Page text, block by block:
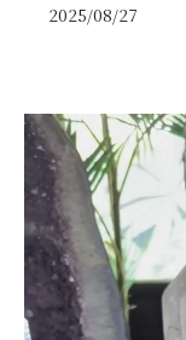
2025/08/27